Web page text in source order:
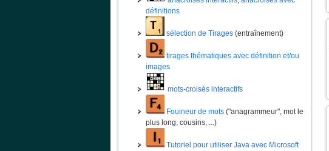
définitions
sélection de Tirages (entraînement)
tirages thématiques avec définition et/ou
images
mots-croisés interactifs
Fouineur de mots ("anagrammeur", mot le
plus long, cousins, ...)
Tutoriel pour utiliser Java avec Microsoft